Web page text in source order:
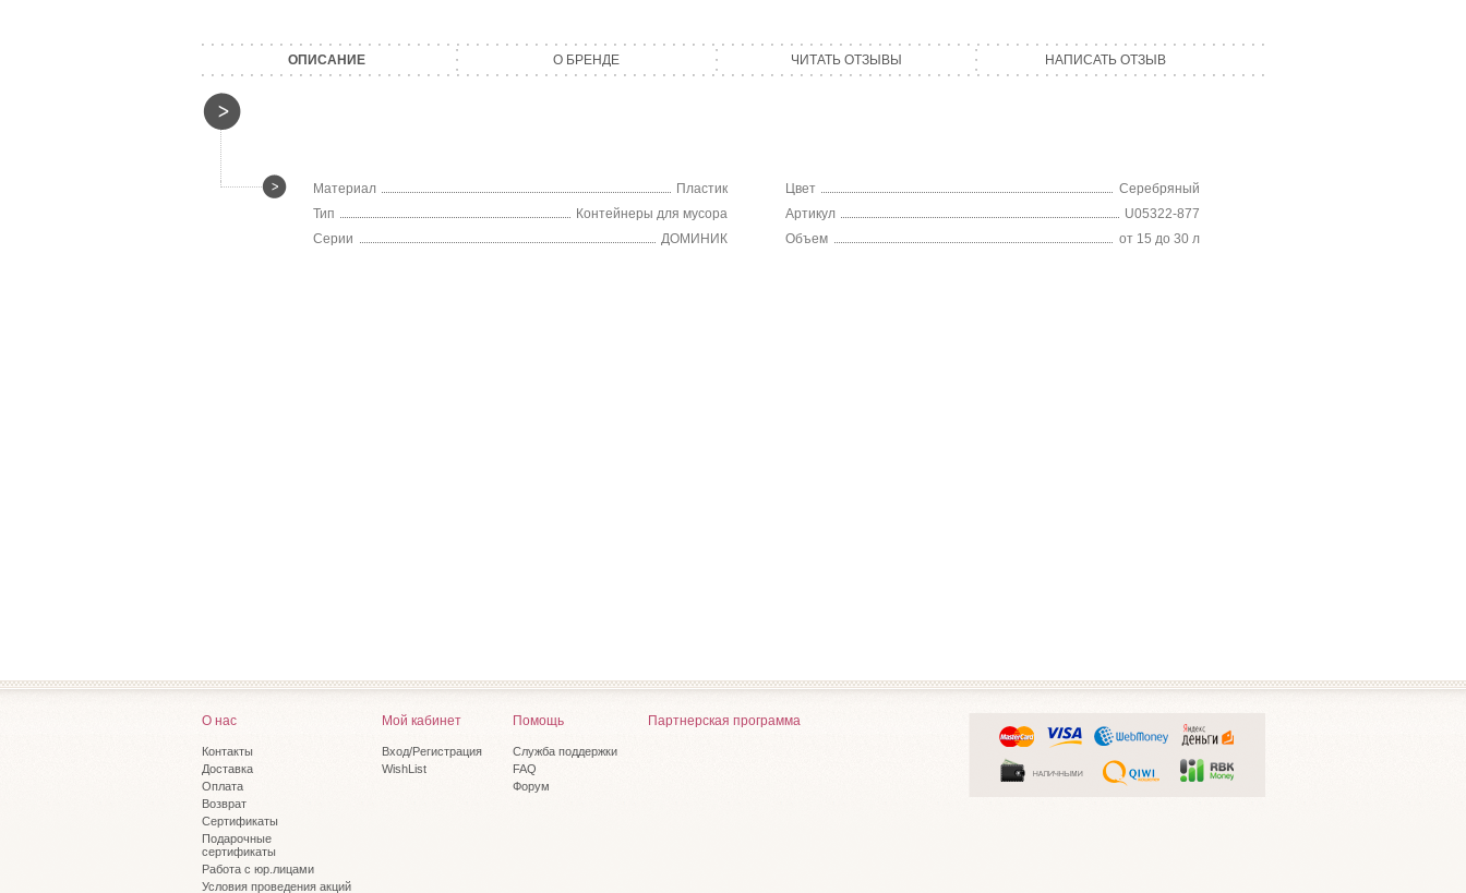
ОПИСАНИЕ О БРЕНДЕ ЧИТАТЬ ОТЗЫВЫ НАПИСАТЬ ОТЗЫВ
Материал Пластик Цвет
Серебряный
Тип
Контейнеры для мусора Артикул
U05322-877
Серии
ДОМИНИК Объем от 15 до 30 л
О нас
Контакты
Доставка
Оплата
Возврат
Сертификаты
Подарочные
сертификаты
Работа с юр.лицами
Условия проведения акций
Мой кабинет
Вход/Регистрация
WishList
Помощь
Служба поддержки
FAQ
Форум
Партнерская программа